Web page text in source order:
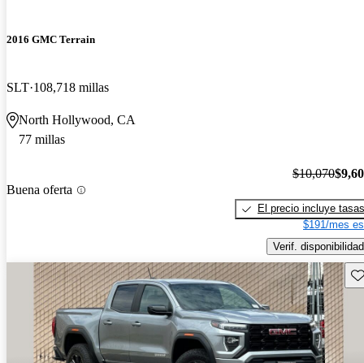
2016 GMC Terrain
SLT 108,718 millas
North Hollywood, CA
77 millas
Buena oferta
$10,070
El precio incluye tasas
$191/mes
Verif. disponibilidad